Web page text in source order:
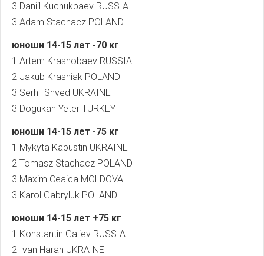
3 Daniil Kuchukbaev RUSSIA
3 Adam Stachacz POLAND
юноши 14-15 лет -70 кг
1 Artem Krasnobaev RUSSIA
2 Jakub Krasniak POLAND
3 Serhii Shved UKRAINE
3 Dogukan Yeter TURKEY
юноши 14-15 лет -75 кг
1 Mykyta Kapustin UKRAINE
2 Tomasz Stachacz POLAND
3 Maxim Ceaica MOLDOVA
3 Karol Gabryluk POLAND
юноши 14-15 лет +75 кг
1 Konstantin Galiev RUSSIA
2 Ivan Haran UKRAINE